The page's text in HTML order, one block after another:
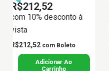
R$212,52
com 10% desconto à
vista
R$212,52 com Boleto